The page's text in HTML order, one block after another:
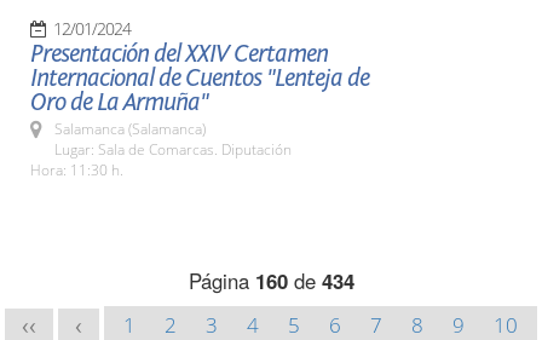
12/01/2024
Presentación del XXIV Certamen
Internacional de Cuentos "Lenteja de
Oro de La Armuña"
Salamanca (Salamanca)
Lugar: Sala de Comarcas. Diputación
Hora: 11:30 h.
Página 160de 434
<< < 1 2 3 4 5 6 7 8 9
10